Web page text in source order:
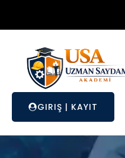
GIRIŞ | KAYIT